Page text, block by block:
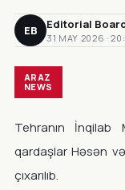
EB Editorial
31 MAY 2026 ·
ARAZ
NEWS
Tehranın İnqilab
qardaşlar Həsən
çıxarılıb.